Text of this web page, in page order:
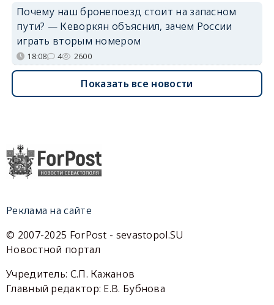
Почему наш бронепоезд стоит на запасном
пути? — Кеворкян объяснил, зачем России
играть вторым номером
18:08 4 2600
Показать все новости
Реклама на сайте
© 2007-2025 ForPost - sevastopol.SU
Новостной портал
Учредитель: С.П. Кажанов
Главный редактор: Е.В. Бубнова